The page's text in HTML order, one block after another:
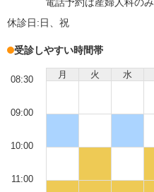
休診日:日、祝
受診しやすい時間帯
月 火 水
08:30
09:00
10:00
11:00